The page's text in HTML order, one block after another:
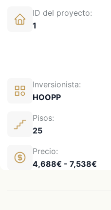
ID del proyecto:
1
Inversionista:
HOOPP
Pisos:
25
Precio:
4,688€ - 7,538€